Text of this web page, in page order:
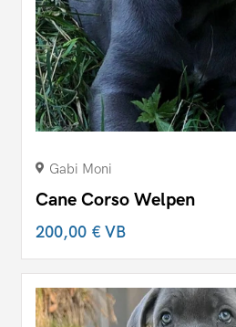
Gabi Moni
Cane Corso Welpen
200,00 €VB